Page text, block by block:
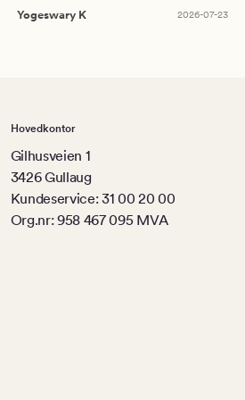
Yogeswary K
2026-07-23
Hovedkontor
Gilhusveien 1
3426 Gullaug
Kundeservice: 31 00 20 00
Org.nr: 958 467 095 MVA